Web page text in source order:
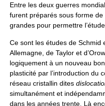
Entre les deux guerres
furent préparés sous forme
grandes pour permettre
Ce sont les études de Schmid
Allemagne, de Taylor et
logiquement à un nouveau
plasticité par l’introduction du
réseau cristallin dites
simultanément et
dans les années trente. Là